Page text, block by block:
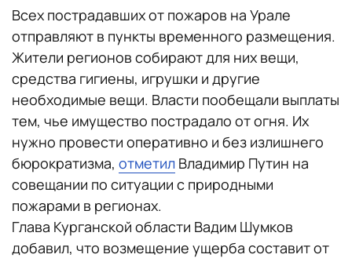
Всех пострадавших от пожаров на Урале
отправляют в пункты временного размещения.
Жители регионов собирают для них вещи,
средства гигиены, игрушки и другие
необходимые вещи. Власти пообещали выплаты
тем, чье имущество пострадало от огня. Их
нужно провести оперативно и без излишнего
бюрократизма, отметил Владимир Путин на
совещании по ситуации с природными
пожарами в регионах.
Глава Курганской области Вадим Шумков
добавил, что возмещение ущерба составит от